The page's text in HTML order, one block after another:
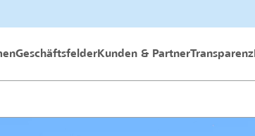
Geschäftsfelder Kunden & PartnerTransparenz